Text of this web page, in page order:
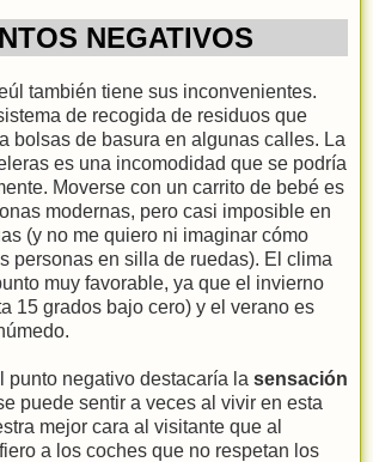
NEGATIVOS
también tiene sus inconvenientes.
de recogida de residuos que
bolsas de basura en algunas calles. La
es una incomodidad que se podría
Moverse con un carrito de bebé es
modernas, pero casi imposible en
(y no me quiero ni imaginar cómo
personas en silla de ruedas). El clima
muy favorable, ya que el invierno
15 grados bajo cero) y el verano es
punto negativo destacaría la sensación
puede sentir a veces al vivir en esta
mejor cara al visitante que al
a los coches que no respetan los